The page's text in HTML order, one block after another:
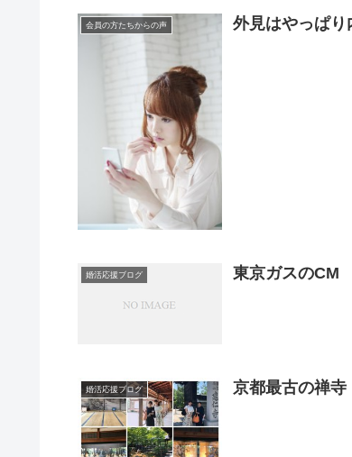
会員の方たちからの声 外見はやっぱり
婚活応援ブログ 東京ガスのCM
婚活応援ブログ 京都最古の禅寺